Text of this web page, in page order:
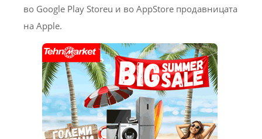
во Google Play Storeu и во AppStore продавницата
на Apple.